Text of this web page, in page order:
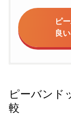
ピ
良
ピーバンド
較